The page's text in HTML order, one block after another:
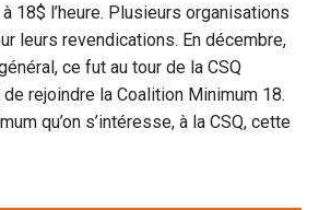
18$ l’heure. Plusieurs organisations
leurs revendications. En décembre,
ce fut au tour de la CSQ
rejoindre la Coalition Minimum 18.
qu’on s’intéresse, à la CSQ, cette